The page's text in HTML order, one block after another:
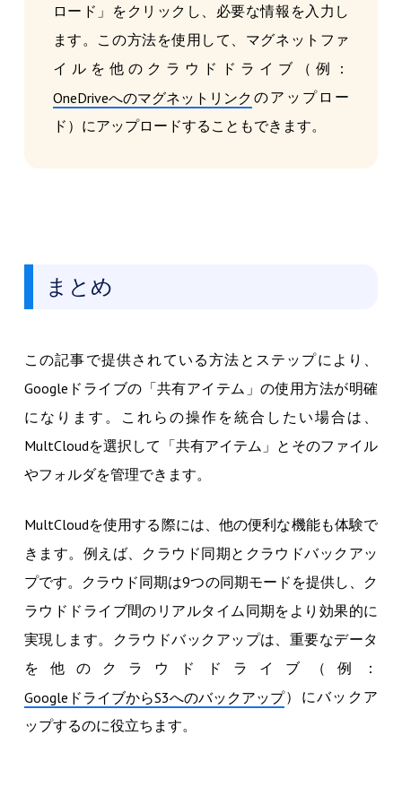
ロード」をクリックし、必要な情報を入力し
ます。この方法を使用して、マグネットファ
イルを他のクラウドドライブ（例：
OneDriveへのマグネットリンク のアップロー
ド）にアップロードすることもできます。
まとめ
この記事で提供されている方法とステップにより、
Googleドライブの「共有アイテム」の使用方法が明確
になります。これらの操作を統合したい場合は、
MultCloudを選択して「共有アイテム」とそのファイル
やフォルダを管理できます。
MultCloudを使用する際には、他の便利な機能も体験で
きます。例えば、クラウド同期とクラウドバックアッ
プです。クラウド同期は9つの同期モードを提供し、ク
ラウドドライブ間のリアルタイム同期をより効果的に
実現します。クラウドバックアップは、重要なデータ
を他のクラウドドライブ（例：
GoogleドライブからS3へのバックアップ）にバックア
ップするのに役立ちます。